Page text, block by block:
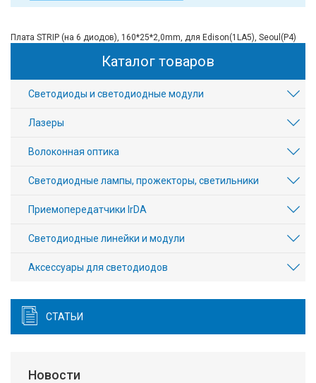
Плата STRIP (на 6 диодов), 160*25*2,0mm, для Edison(1LA5), Seoul(P4)
Каталог товаров
Светодиоды и светодиодные модули
Лазеры
Волоконная оптика
Светодиодные лампы, прожекторы, светильники
Приемопередатчики IrDA
Светодиодные линейки и модули
Аксесcуары для светодиодов
СТАТЬИ
Новости